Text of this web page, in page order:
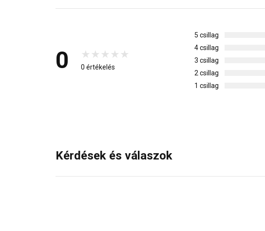
0 0 értékelés
5 csillag
4 csillag
3 csillag
2 csillag
1 csillag
Kérdések és válaszok